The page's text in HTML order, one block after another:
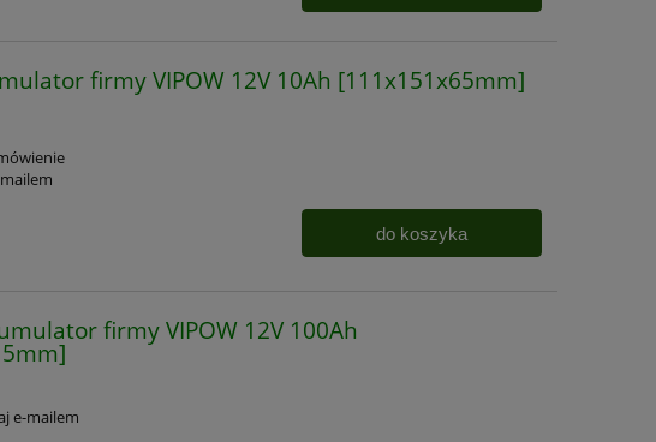
firmy VIPOW 12V 10Ah [111x151x65mm]
do koszyka
firmy VIPOW 12V 100Ah
e-mailem